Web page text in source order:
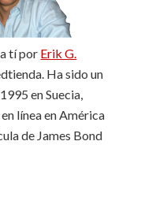
tí por Erik G.
Ha sido un
en Suecia,
línea en América
de James Bond